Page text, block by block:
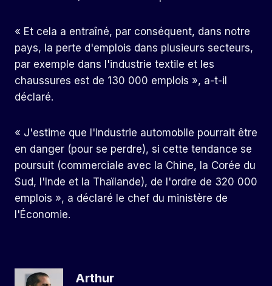
« Et cela a entraîné, par conséquent, dans notre
pays, la perte d'emplois dans plusieurs secteurs,
par exemple dans l'industrie textile et les
chaussures est de 130 000 emplois », a-t-il
déclaré.
« J'estime que l'industrie automobile pourrait être
en danger (pour se perdre), si cette tendance se
poursuit (commerciale avec la Chine, la Corée du
Sud, l'Inde et la Thaïlande), de l'ordre de 320 000
emplois », a déclaré le chef du ministère de
l'Économie.
Arthur